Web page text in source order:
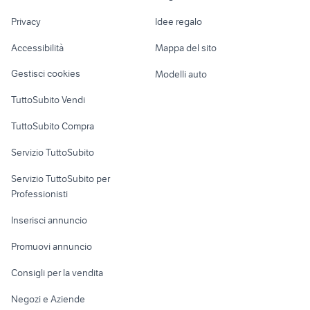
fiat doblo usato puglia
alfa romeo tonale
Garage e box
Loft, mansarde e
Informatica
Console e
Fotografia
Telefonia
Privacy
Accessibilità
Gestisci cookies
TuttoSubito Vendi
TuttoSubito Compra
Servizio TuttoSubito
Servizio TuttoSubito per
Professionisti
Inserisci annuncio
Promuovi annuncio
Consigli per la vendita
Negozi e Aziende
Idee regalo
Mappa del sito
Modelli auto